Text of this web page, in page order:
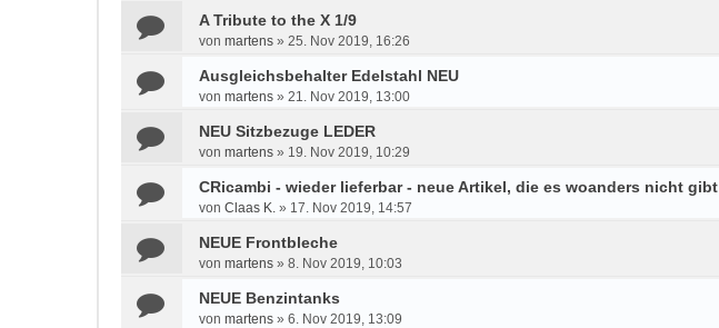
A Tribute to the X 1/9
von martens » 25. Nov 2019, 16:26
Ausgleichsbehalter Edelstahl NEU
von martens » 21. Nov 2019, 13:00
NEU Sitzbezuge LEDER
von martens » 19. Nov 2019, 10:29
CRicambi - wieder lieferbar - neue Artikel, die es woanders nicht gibt
von Claas K. » 17. Nov 2019, 14:57
NEUE Frontbleche
von martens » 8. Nov 2019, 10:03
NEUE Benzintanks
von martens » 6. Nov 2019, 13:09